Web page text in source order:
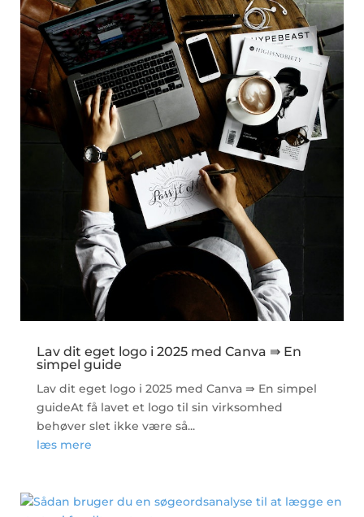
Lav dit eget logo i 2025 med Canva ⇛ En
simpel guide
Lav dit eget logo i 2025 med Canva ⇛ En simpel
guideAt få lavet et logo til sin virksomhed
behøver slet ikke være så...
læs mere